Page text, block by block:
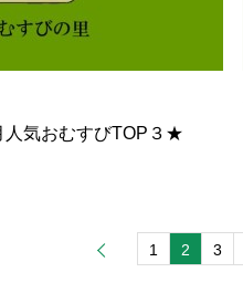
人気おむすびTOP３★
1 2 3